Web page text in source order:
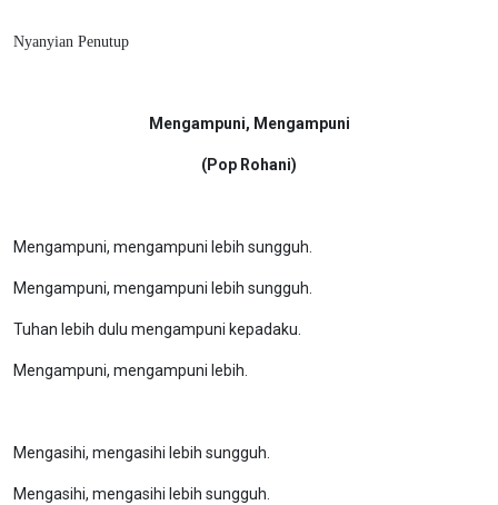
Nyanyian Penutup
Mengampuni, Mengampuni
(Pop Rohani)
Mengampuni, mengampuni lebih sungguh.
Mengampuni, mengampuni lebih sungguh.
Tuhan lebih dulu mengampuni kepadaku.
Mengampuni, mengampuni lebih.
Mengasihi, mengasihi lebih sungguh.
Mengasihi, mengasihi lebih sungguh.